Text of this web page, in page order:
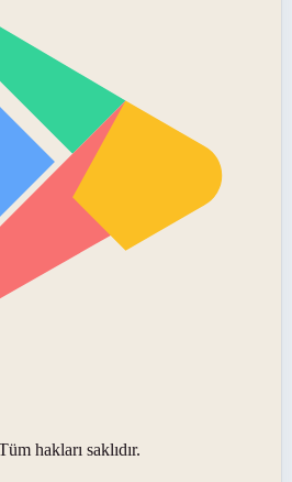
hakları saklıdır.